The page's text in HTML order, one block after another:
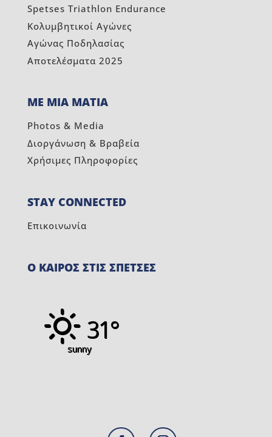
Spetses Triathlon Endurance
Κολυμβητικοί Αγώνες
Αγώνας Ποδηλασίας
Αποτελέσματα 2025
ΜΕ ΜΙΑ ΜΑΤΙΑ
Photos & Media
Διοργάνωση & Βραβεία
Χρήσιμες Πληροφορίες
STAY CONNECTED
Επικοινωνία
Ο ΚΑΙΡΟΣ ΣΤΙΣ ΣΠΕΤΣΕΣ
31°
sunny